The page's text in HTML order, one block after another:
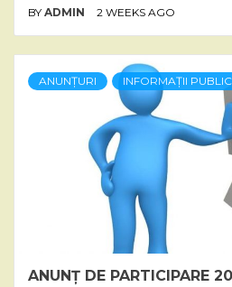
BY ADMIN 2 WEEKS AGO
ANUNȚURI INFORMAȚII
ANUNȚ DE PARTICIPARE